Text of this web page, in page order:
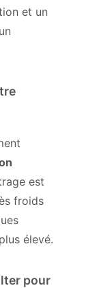
et un
est
froids
élevé.
pour